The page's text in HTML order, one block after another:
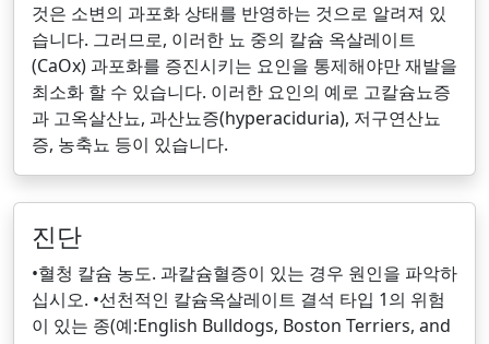
것은 소변의 과포화 상태를 반영하는 것으로 알려져 있
습니다. 그러므로, 이러한 뇨 중의 칼슘 옥살레이트
(CaOx) 과포화를 증진시키는 요인을 통제해야만 재발을
최소화 할 수 있습니다. 이러한 요인의 예로 고칼슘뇨증
과 고옥살산뇨, 과산뇨증(hyperaciduria), 저구연산뇨
증, 농축뇨 등이 있습니다.
진단
•혈청 칼슘 농도. 과칼슘혈증이 있는 경우 원인을 파악하
십시오. •선천적인 칼슘옥살레이트 결석 타입 1의 위험
이 있는 종(예:English Bulldogs, Boston Terriers, and